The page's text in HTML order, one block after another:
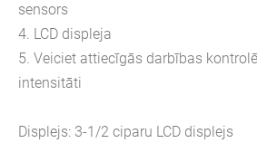
sensors
4. LCD displeja
5. Veiciet attiecīgās darbības
intensitāti
Displejs: 3-1/2 ciparu LCD displejs